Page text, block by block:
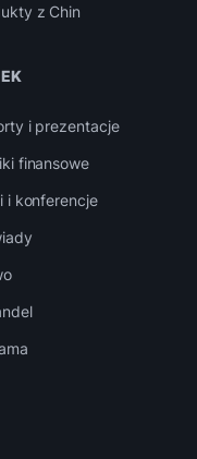
z Chin
i prezentacje
finansowe
i konferencje